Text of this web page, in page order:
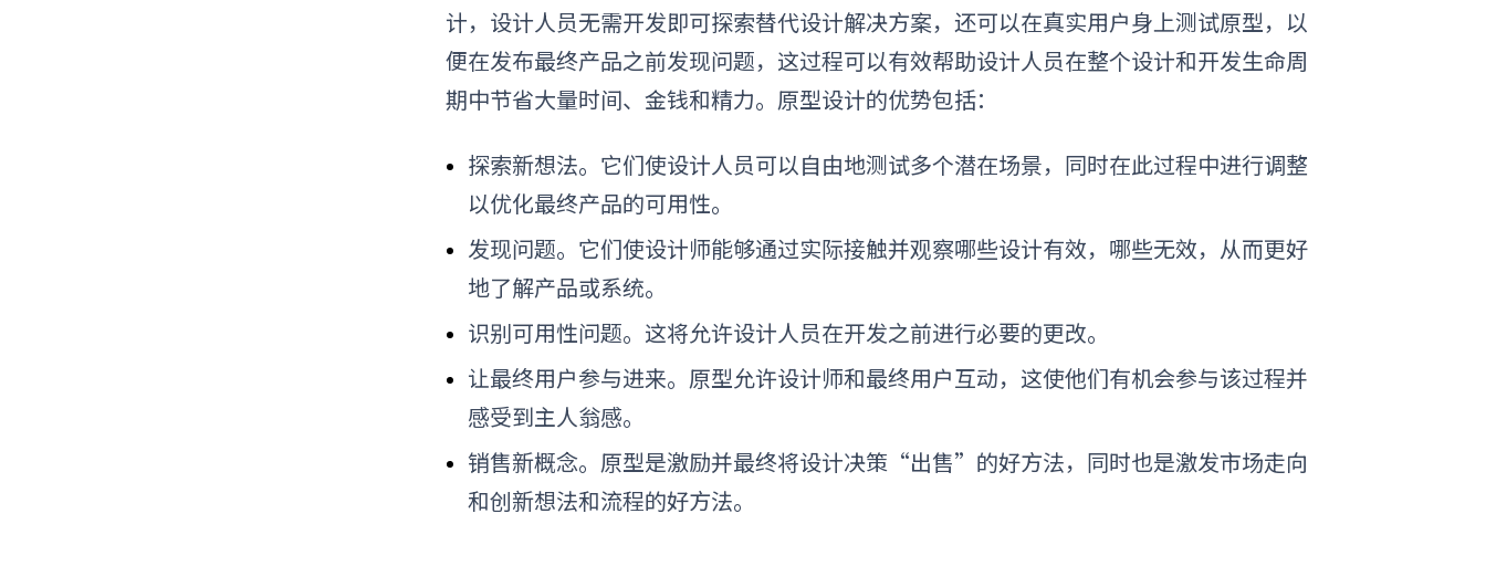
计，设计人员无需开发即可探索替代设计解决方案，还可以在真实用户身上测试原型，以
便在发布最终产品之前发现问题，这过程可以有效帮助设计人员在整个设计和开发生命周
期中节省大量时间、金钱和精力。原型设计的优势包括：
探索新想法。它们使设计人员可以自由地测试多个潜在场景，同时在此过程中进行调整
以优化最终产品的可用性。
发现问题。它们使设计师能够通过实际接触并观察哪些设计有效，哪些无效，从而更好
地了解产品或系统。
识别可用性问题。这将允许设计人员在开发之前进行必要的更改。
让最终用户参与进来。原型允许设计师和最终用户互动，这使他们有机会参与该过程并
感受到主人翁感。
销售新概念。原型是激励并最终将设计决策“出售”的好方法，同时也是激发市场走向
和创新想法和流程的好方法。